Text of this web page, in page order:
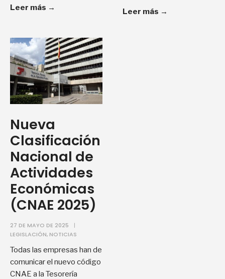
Leer más →
Leer más →
Nueva
Clasificación
Nacional de
Actividades
Económicas
(CNAE 2025)
27 DE MAYO DE 2025
|
LEGISLACIÓN, NOTICIAS
Todas las empresas han de
comunicar el nuevo código
CNAE a la Tesorería